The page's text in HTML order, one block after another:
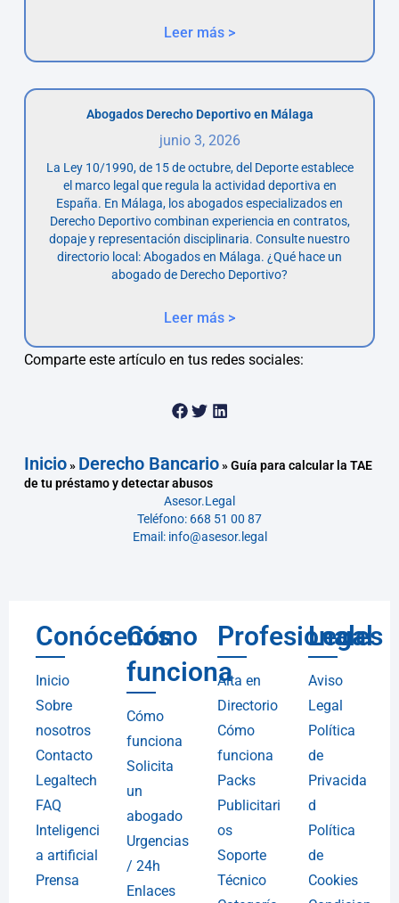
Leer más >
Abogados Derecho Deportivo en Málaga
junio 3, 2026
La Ley 10/1990, de 15 de octubre, del Deporte establece
el marco legal que regula la actividad deportiva en
España. En Málaga, los abogados especializados en
Derecho Deportivo combinan experiencia en contratos,
dopaje y representación disciplinaria. Consulte nuestro
directorio local: Abogados en Málaga. ¿Qué hace un
abogado de Derecho Deportivo?
Leer más >
Comparte este artículo en tus redes sociales:
Inicio» Derecho Bancario»Guía para calcular la TAE
de tu préstamo y detectar abusos
Asesor.Legal
Teléfono: 668 51 00 87
Email: info@asesor.legal
Conócenos
Inicio
Sobre
nosotros
Contacto
Legaltech
FAQ
Inteligenci
a artificial
Prensa
Cómo
funciona
Cómo
funciona
Solicita
un
abogado
Urgencias
/ 24h
Enlaces
Profesionales
Alta en
Directorio
Cómo
funciona
Packs
Publicitari
os
Soporte
Técnico
Legal
Aviso
Legal
Política
de
Privacida
d
Política
de
Cookies